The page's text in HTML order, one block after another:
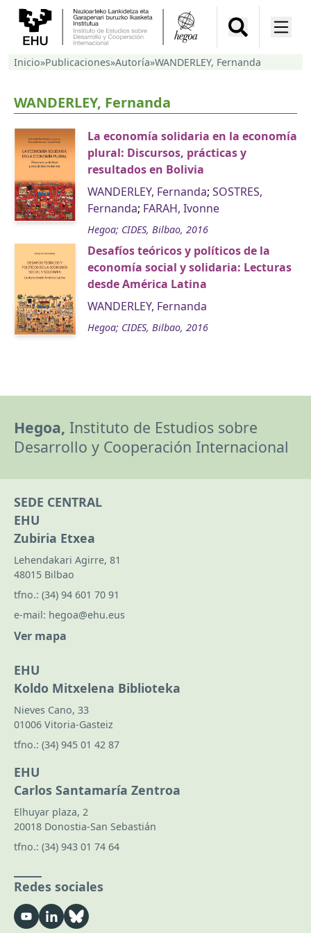
Inicio»Publicaciones»Autoría»WANDERLEY, Fernanda
WANDERLEY, Fernanda
La economía solidaria en la economía
plural: Discursos, prácticas y
resultados en Bolivia
WANDERLEY, Fernanda; SOSTRES,
Fernanda; FARAH, Ivonne
Hegoa; CIDES, Bilbao, 2016
Desafíos teóricos y políticos de la
economía social y solidaria: Lecturas
desde América Latina
WANDERLEY, Fernanda
Hegoa; CIDES, Bilbao, 2016
Hegoa, Instituto de Estudios sobre
Desarrollo y Cooperación Internacional
SEDE CENTRAL
EHU
Zubiria Etxea
Lehendakari Agirre, 81
48015 Bilbao
tfno.: (34) 94 601 70 91
e-mail: hegoa@ehu.eus
Ver mapa
EHU
Koldo Mitxelena Biblioteka
Nieves Cano, 33
01006 Vitoria-Gasteiz
tfno.: (34) 945 01 42 87
EHU
Carlos Santamaría Zentroa
Elhuyar plaza, 2
20018 Donostia-San Sebastián
tfno.: (34) 943 01 74 64
Redes sociales